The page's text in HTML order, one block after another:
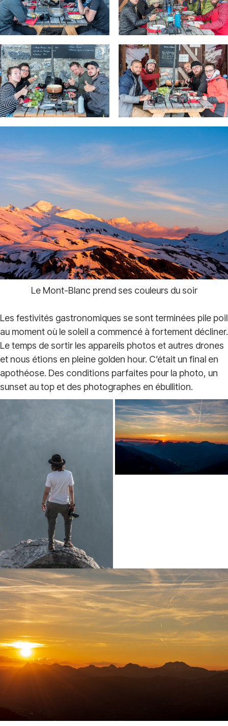
Le Mont-Blanc prend ses couleurs du soir
Les festivités gastronomiques se sont terminées pile poil
au moment où le soleil a commencé à fortement décliner.
Le temps de sortir les appareils photos et autres drones
et nous étions en pleine golden hour. C’était un final en
apothéose. Des conditions parfaites pour la photo, un
sunset au top et des photographes en ébullition.